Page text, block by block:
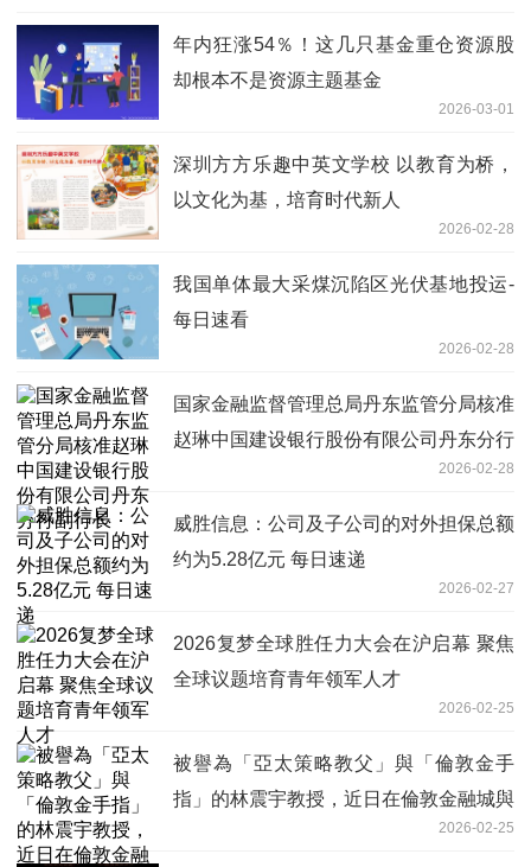
年内狂涨54％！这几只基金重仓资源股
却根本不是资源主题基金
2026-03-01
深圳方方乐趣中英文学校 以教育为桥，
以文化为基，培育时代新人
2026-02-28
我国单体最大采煤沉陷区光伏基地投运-
每日速看
2026-02-28
国家金融监督管理总局丹东监管分局核准
赵琳中国建设银行股份有限公司丹东分行
2026-02-28
威胜信息：公司及子公司的对外担保总额
约为5.28亿元 每日速递
2026-02-27
2026复梦全球胜任力大会在沪启幕 聚焦
全球议题培育青年领军人才
2026-02-25
被譽為「亞太策略教父」與「倫敦金手
指」的林震宇教授，近日在倫敦金融城與
2026-02-25